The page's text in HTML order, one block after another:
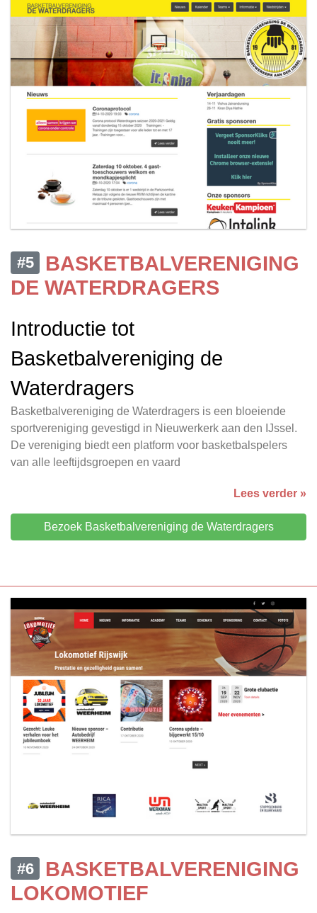
#5
BASKETBALVERENIGING
DE WATERDRAGERS
Introductie tot
Basketbalvereniging de
Waterdragers
Basketbalvereniging de Waterdragers is een bloeiende
sportvereniging gevestigd in Nieuwerkerk aan den IJssel.
De vereniging biedt een platform voor basketbalspelers
van alle leeftijdsgroepen en vaard
Lees verder »
Bezoek Basketbalvereniging de Waterdragers
#6
BASKETBALVERENIGING
LOKOMOTIEF